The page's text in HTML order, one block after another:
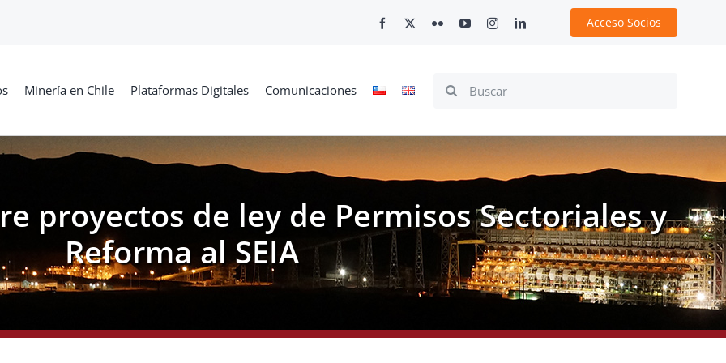
Acceso Socios
Minería en Chile Plataformas Digitales Comunicaciones
Search
proyectos de ley de Permisos Sectoriales y
Reforma al SEIA